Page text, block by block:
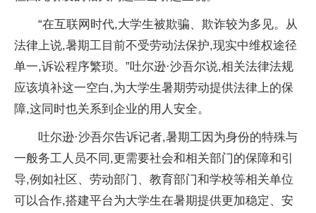
“在互联网时代,大学生被欺骗、欺诈较为多见。从
法律上说,暑期工目前不受劳动法保护,现实中维权途径
单一,诉讼程序繁琐。”吐尔逊·沙吾尔说,相关法律法规
应该填补这一空白,为大学生暑期劳动提供法律上的保
障,这同时也关系到企业的用人安全。
吐尔逊·沙吾尔告诉记者,暑期工因为身份的特殊与
一般务工人员不同,更需要社会和相关部门的保障和引
导,例如社区、劳动部门、教育部门和学校等相关单位
可以合作,搭建平台为大学生在暑期提供更加稳定、安